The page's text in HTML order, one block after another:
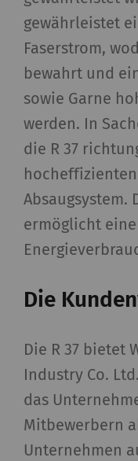
gewährleistet
Faserstrom,
bewahrt und
sowie Garne
werden. In
die R 37
Absaugsystem.
ermöglicht
Die
Die R 37 bietet
Industry Co.
das
Mitbewerbern
Unternehmen